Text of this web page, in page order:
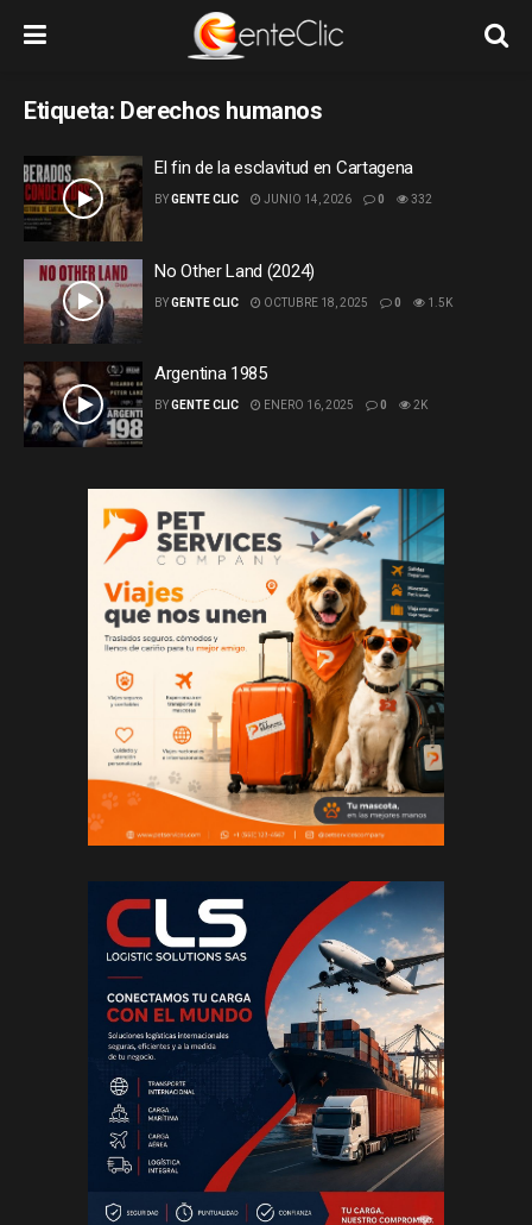
Etiqueta: Derechos humanos
El fin de la esclavitud en Cartagena
BYGENTE CLIC JUNIO 14, 2026 0 332
No Other Land (2024)
BYGENTE CLIC OCTUBRE 18, 2025 0 1.5K
Argentina 1985
BYGENTE CLIC ENERO 16, 2025 0 2K